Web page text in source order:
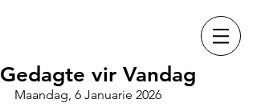
Gedagte vir Vandag
Maandag, 6 Januarie 2026